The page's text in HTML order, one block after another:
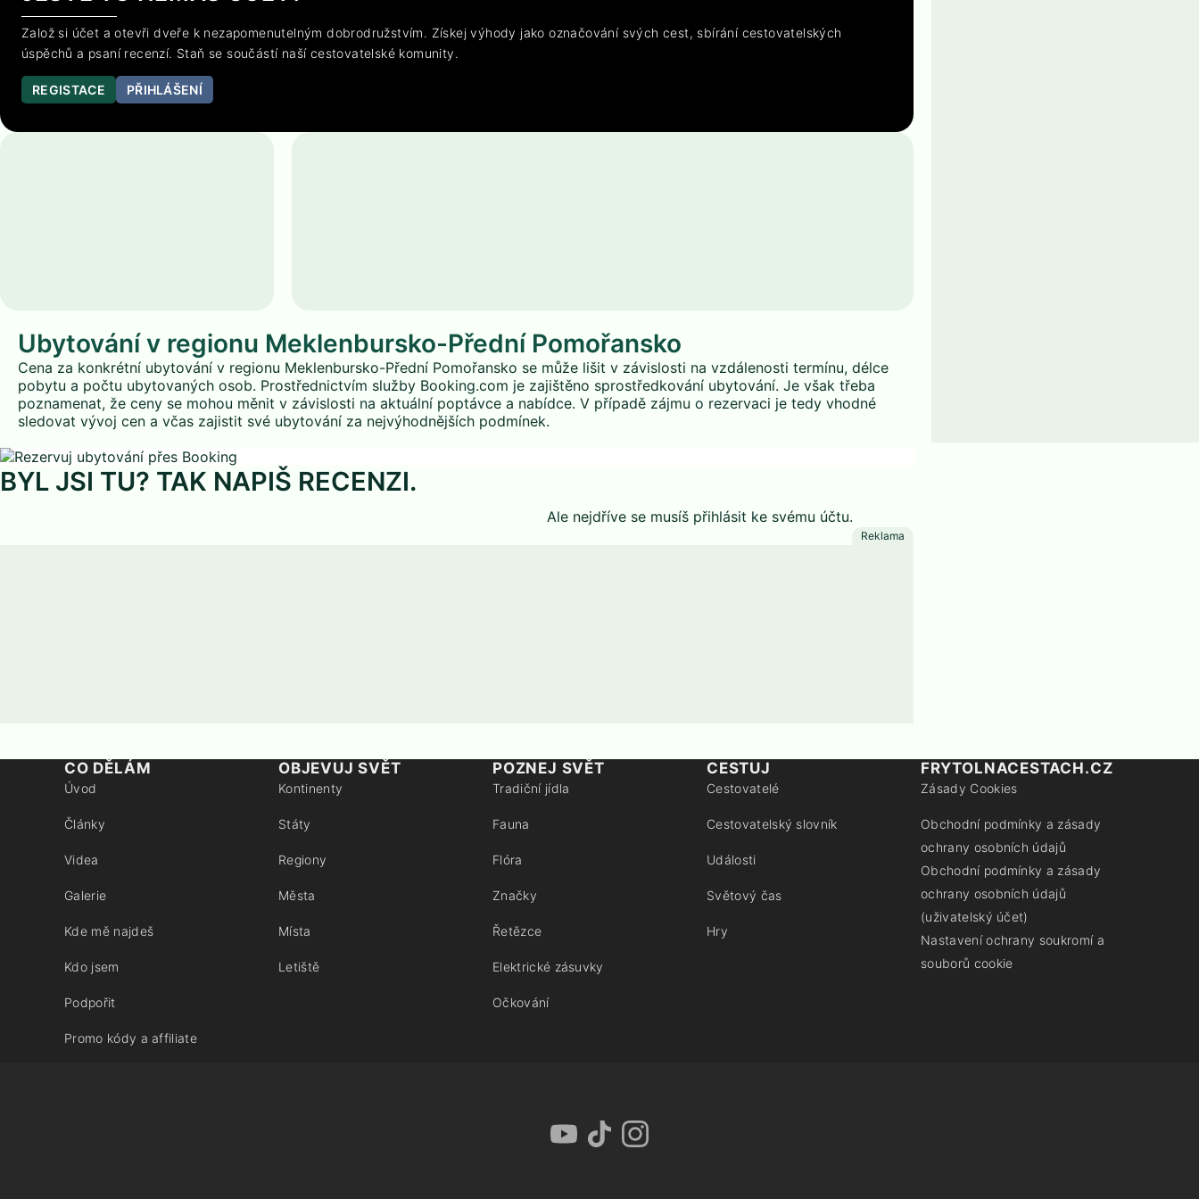
Založ si účet a otevři dveře k nezapomenutelným dobrodružstvím. Získej výhody jako označování svých cest, sbírání cestovatelských
úspěchů a psaní recenzí. Staň se součástí naší cestovatelské komunity.
REGISTACE PŘIHLÁŠENÍ
Ubytování v regionu Meklenbursko-Přední Pomořansko
Cena za konkrétní ubytování v regionu Meklenbursko-Přední Pomořansko se může lišit v závislosti na vzdálenosti termínu, délce
pobytu a počtu ubytovaných osob. Prostřednictvím služby Booking.com je zajištěno sprostředkování ubytování. Je však třeba
poznamenat, že ceny se mohou měnit v závislosti na aktuální poptávce a nabídce. V případě zájmu o rezervaci je tedy vhodné
sledovat vývoj cen a včas zajistit své ubytování za nejvýhodnějších podmínek.
BYL JSI TU? TAK NAPIŠ RECENZI.
Ale nejdříve se musíš přihlásit ke svému účtu.
CO DĚLÁM
Úvod
Články
Videa
Galerie
Kde mě najdeš
Kdo jsem
Podpořit
Promo kódy a affiliate
OBJEVUJ SVĚT
Kontinenty
Státy
Regiony
Města
Místa
Letiště
POZNEJ SVĚT
Tradiční jídla
Fauna
Flóra
Značky
Řetězce
Elektrické zásuvky
Očkování
CESTUJ
Cestovatelé
Cestovatelský slovník
Události
Světový čas
Hry
FRYTOLNACESTACH.CZ
Zásady Cookies
Obchodní podmínky a zásady
ochrany osobních údajů
Obchodní podmínky a zásady
ochrany osobních údajů
(uživatelský účet)
Nastavení ochrany soukromí a
souborů cookie